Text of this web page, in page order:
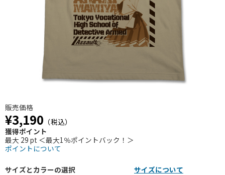
販売価格
¥3,190 （税込）
獲得ポイント
最大 29 pt ＜最大1％ポイントバック！＞
ポイントについて
サイズとカラーの選択 サイズについて